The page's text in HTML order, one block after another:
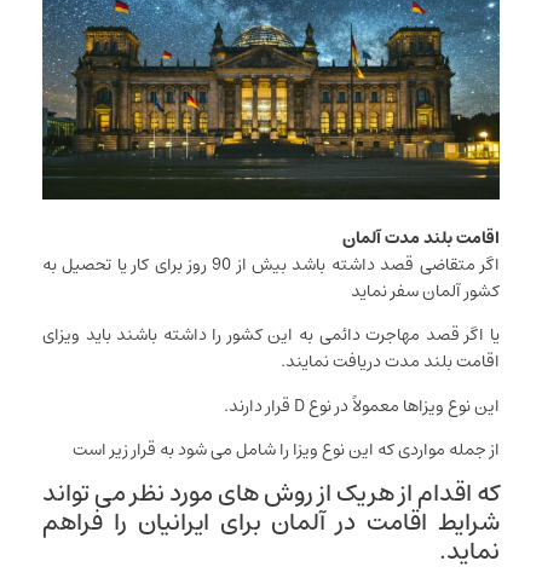
اقامت بلند مدت آلمان
اگر متقاضی قصد داشته باشد بیش از 90 روز برای کار یا تحصیل به
کشور آلمان سفر نماید
یا اگر قصد مهاجرت دائمی به این کشور را داشته باشند باید ویزای
اقامت بلند مدت دریافت نمایند.
این نوع ویزاها معمولاً در نوع D قرار دارند.
از جمله مواردی که این نوع ویزا را شامل می شود به قرار زیر است
که اقدام از هریک از روش های مورد نظر می تواند
شرایط اقامت در آلمان برای ایرانیان را فراهم
نماید.